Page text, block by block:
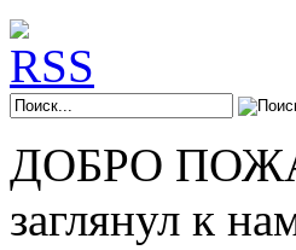
ДОБРО
заглянул к